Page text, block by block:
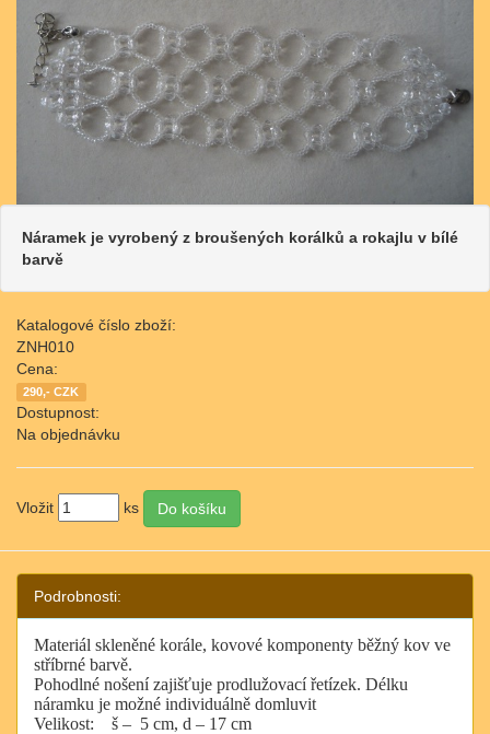
Náramek je vyrobený z broušených korálků a rokajlu v bílé
barvě
Katalogové číslo zboží:
ZNH010
Cena:
290,- CZK
Dostupnost:
Na objednávku
Vložit ks
Podrobnosti:
Materiál skleněné korále, kovové komponenty běžný kov ve
stříbrné barvě.
Pohodlné nošení zajišťuje prodlužovací řetízek. Délku
náramku je možné individuálně domluvit
Velikost:
š – 5 cm, d – 17 cm